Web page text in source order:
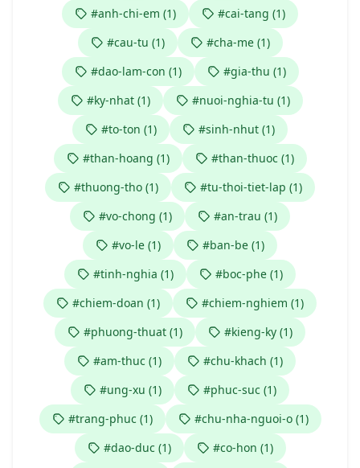
#anh-chi-em (1)
#cai-tang (1)
#cau-tu (1)
#cha-me (1)
#dao-lam-con (1)
#gia-thu (1)
#ky-nhat (1)
#nuoi-nghia-tu (1)
#to-ton (1)
#sinh-nhut (1)
#than-hoang (1)
#than-thuoc (1)
#thuong-tho (1)
#tu-thoi-tiet-lap (1)
#vo-chong (1)
#an-trau (1)
#vo-le (1)
#ban-be (1)
#tinh-nghia (1)
#boc-phe (1)
#chiem-doan (1)
#chiem-nghiem (1)
#phuong-thuat (1)
#kieng-ky (1)
#am-thuc (1)
#chu-khach (1)
#ung-xu (1)
#phuc-suc (1)
#trang-phuc (1)
#chu-nha-nguoi-o (1)
#dao-duc (1)
#co-hon (1)